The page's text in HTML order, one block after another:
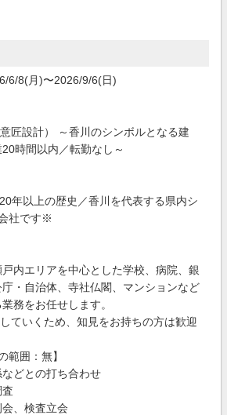
6/8(月)〜2026/9/6(日)
匠設計） ～香川のシンボルとなる建
時間以内／転勤なし～
年以上の歴史／香川を代表する県内シ
社です※
内エリアを中心とした学校、病院、銀
・自治体、寺社仏閣、マンションなど
務をお任せします。
ていくため、知見をお持ちの方は歓迎
範囲：無】
などとの打ち合わせ
査
会、検査立会